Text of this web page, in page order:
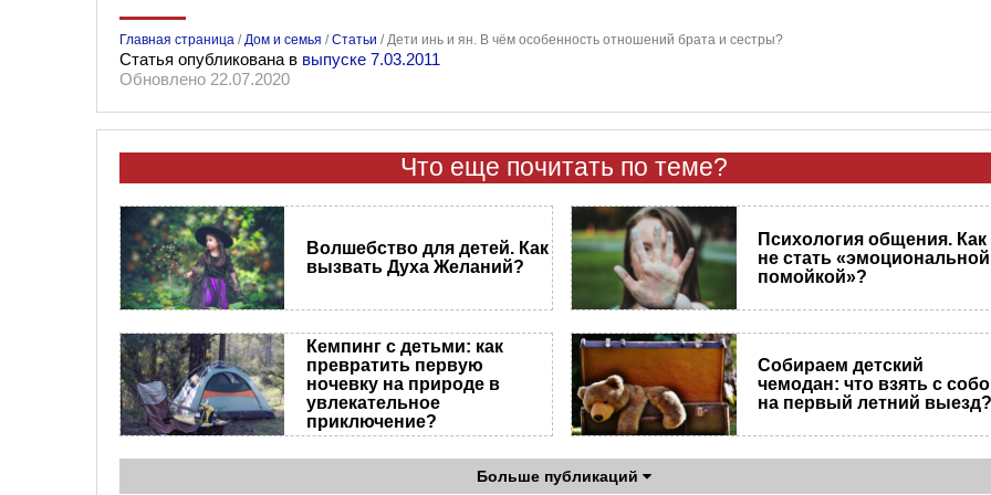
Главная страница / Дом и семья /Статьи / Дети инь и ян. В чём особенность отношений брата и сестры?
Статья опубликована в выпуске 7.03.2011
Обновлено 22.07.2020
Что еще почитать по теме?
Волшебство для детей. Как
вызвать Духа Желаний?
Психология общения. Как
не стать «эмоциональной
помойкой»?
Кемпинг с детьми: как
превратить первую
ночевку на природе в
увлекательное
приключение?
Собираем детский
чемодан: что взять с
на первый летний
Больше публикаций